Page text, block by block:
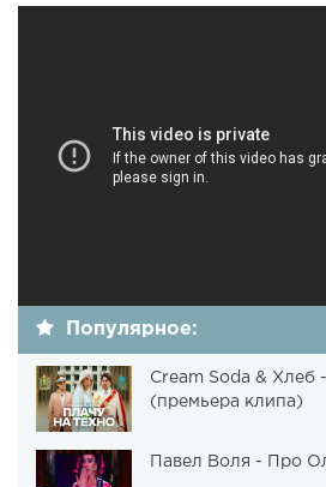
Популярное:
Cream Soda & Хлеб
(премьера клипа)
Павел Воля - Про